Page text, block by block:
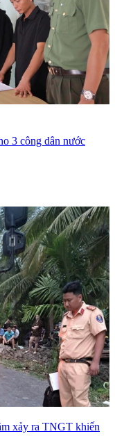
3 công dân nước
xảy ra TNGT khiến